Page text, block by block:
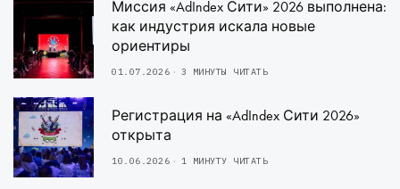
Миссия «AdIndex Сити» 2026 выполнена:
как индустрия искала новые
ориентиры
01.07.2026 3 МИНУТЫ ЧИТАТЬ
Регистрация на «AdIndex Сити 2026»
открыта
10.06.2026 1 МИНУТУ ЧИТАТЬ